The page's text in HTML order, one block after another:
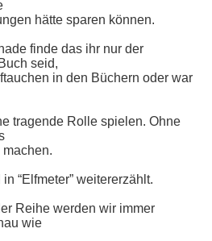
hätte sparen können.
finde das ihr nur der
seid,
in den Büchern oder war
tragende Rolle spielen. Ohne
“Elfmeter” weitererzählt.
Reihe werden wir immer
wie